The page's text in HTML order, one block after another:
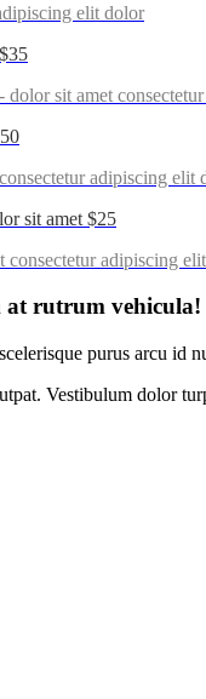
elit dolor
$35
sit amet
adipiscing elit
sit amet $25
consectetur adipiscing
rutrum vehicula!
purus arcu id
Vestibulum dolor